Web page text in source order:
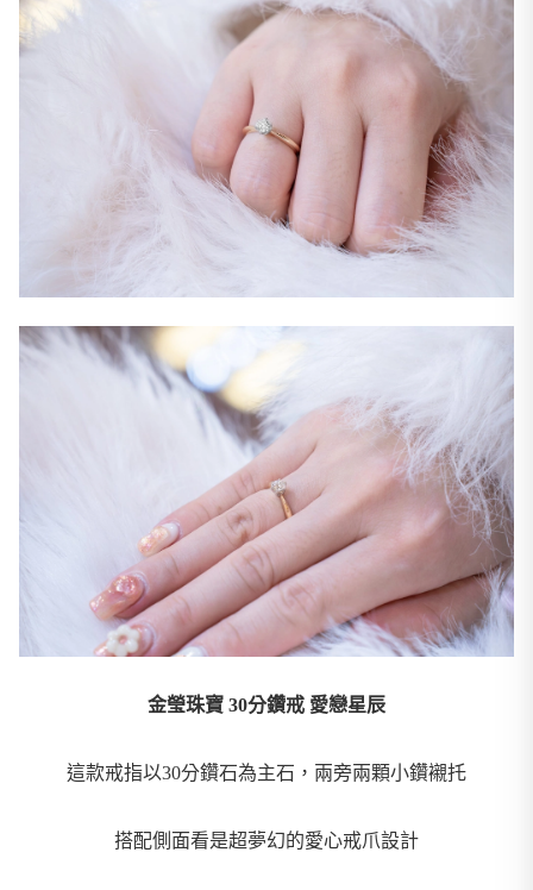
金瑩珠寶 30分鑽戒 愛戀星辰
這款戒指以30分鑽石為主石，兩旁兩顆小鑽襯托
搭配側面看是超夢幻的愛心戒爪設計